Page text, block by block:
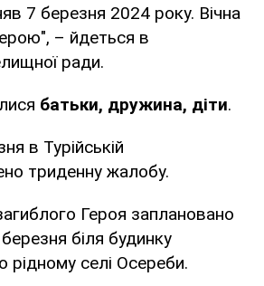
7 березня 2024 року. Вічна
– йдеться в
ради.
батьки, дружина, діти.
в Турійській
триденну жалобу.
Героя заплановано
біля будинку
рідному селі Осереби.